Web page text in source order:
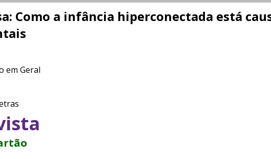
Como a infância hiperconectada está
em Geral